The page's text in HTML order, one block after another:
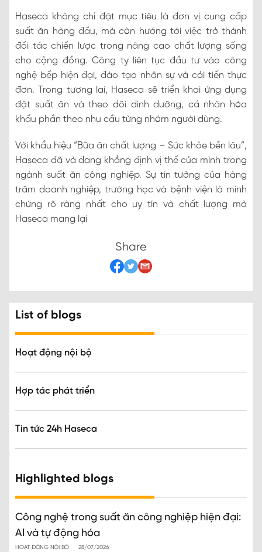
Haseca không chỉ đặt mục tiêu là đơn vị cung cấp
suất ăn hàng đầu, mà còn hướng tới việc trở thành
đối tác chiến lược trong nâng cao chất lượng sống
cho cộng đồng. Công ty liên tục đầu tư vào công
nghệ bếp hiện đại, đào tạo nhân sự và cải tiến thực
đơn. Trong tương lai, Haseca sẽ triển khai ứng dụng
đặt suất ăn và theo dõi dinh dưỡng, cá nhân hóa
khẩu phần theo nhu cầu từng nhóm người dùng.
Với khẩu hiệu “Bữa ăn chất lượng – Sức khỏe bền lâu”,
Haseca đã và đang khẳng định vị thế của mình trong
ngành suất ăn công nghiệp. Sự tin tưởng của hàng
trăm doanh nghiệp, trường học và bệnh viện là minh
chứng rõ ràng nhất cho uy tín và chất lượng mà
Haseca mang lại
Share
List of blogs
Hoạt động nội bộ
Hợp tác phát triển
Tin tức 24h Haseca
Highlighted blogs
Công nghệ trong suất ăn công nghiệp hiện đại:
AI và tự động hóa
HOẠT ĐỘNG NỘI BỘ 28/07/2026